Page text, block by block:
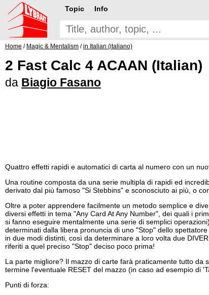
Topic Info
Home / Magic & Mentalism /in Italian (italiano)
2 Fast Calc 4 ACAAN (Italian)
da Biagio Fasano
Quattro effetti rapidi e automatici di carta al numero con un
Una routine composta da una serie multipla di rapidi ed
derivato dal più famoso "Si Stebbins" e sconosciuto ai più, o
Oltre a poter apprendere facilmente un metodo semplice e
diversi effetti in tema "Any Card At Any Number", dei quali i
si fanno eseguire mentalmente una serie di semplici
determinati dalla libera pronuncia di uno "Stop" dello
in due modi distinti, così da determinare a loro volta due
riferiti a quel preciso "Stop" deciso poco prima!
La parte migliore? Il mazzo di carte farà praticamente tutto
termine l'eventuale RESET del mazzo (in caso ad esempio di
Punti di forza: